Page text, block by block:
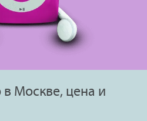
Москве, цена и